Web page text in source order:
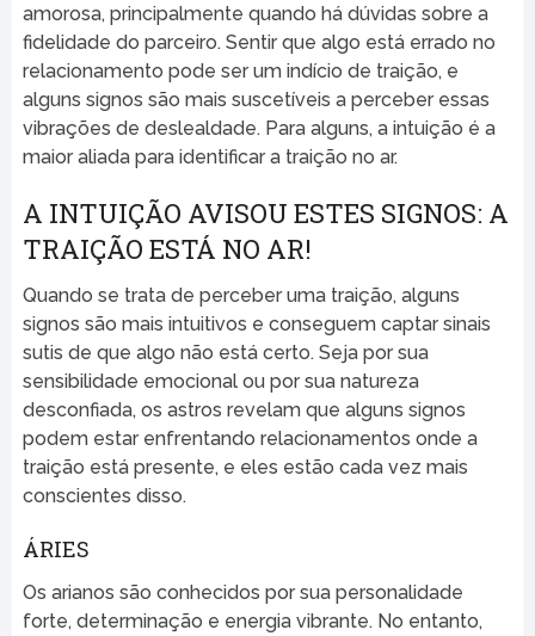
amorosa, principalmente quando há dúvidas sobre a
fidelidade do parceiro. Sentir que algo está errado no
relacionamento pode ser um indício de traição, e
alguns signos são mais suscetíveis a perceber essas
vibrações de deslealdade. Para alguns, a intuição é a
maior aliada para identificar a traição no ar.
A INTUIÇÃO AVISOU ESTES SIGNOS: A
TRAIÇÃO ESTÁ NO AR!
Quando se trata de perceber uma traição, alguns
signos são mais intuitivos e conseguem captar sinais
sutis de que algo não está certo. Seja por sua
sensibilidade emocional ou por sua natureza
desconfiada, os astros revelam que alguns signos
podem estar enfrentando relacionamentos onde a
traição está presente, e eles estão cada vez mais
conscientes disso.
ÁRIES
Os arianos são conhecidos por sua personalidade
forte, determinação e energia vibrante. No entanto,